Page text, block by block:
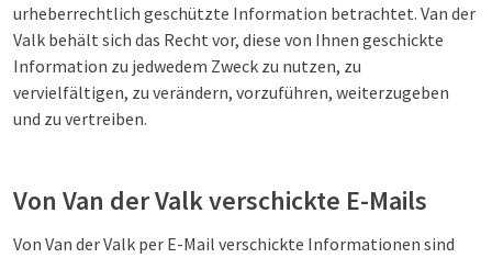
urheberrechtlich geschützte Information betrachtet. Van der
Valk behält sich das Recht vor, diese von Ihnen geschickte
Information zu jedwedem Zweck zu nutzen, zu
vervielfältigen, zu verändern, vorzuführen, weiterzugeben
und zu vertreiben.
Von Van der Valk verschickte E-Mails
Von Van der Valk per E-Mail verschickte Informationen sind